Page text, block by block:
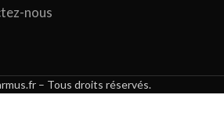
nous
– Tous droits réservés.